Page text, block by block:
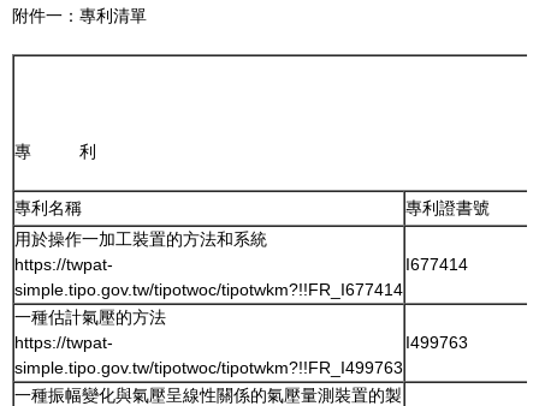
附件一：專利清單
專 利
專利名稱
專利證書號
用於操作一加工裝置的方法和系統
https://twpat-
simple.tipo.gov.tw/tipotwoc/tipotwkm?!!FR_I677414
I677414
一種估計氣壓的方法
https://twpat-
simple.tipo.gov.tw/tipotwoc/tipotwkm?!!FR_I499763
I499763
一種振幅變化與氣壓呈線性關係的氣壓量測裝置的製